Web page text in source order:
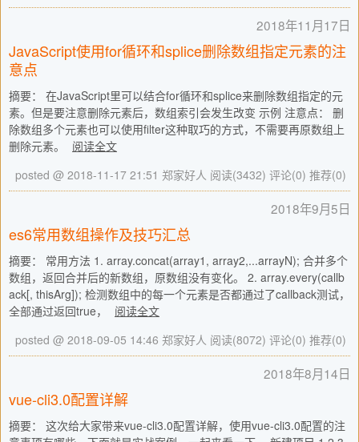
2018年11月17日
JavaScript使用for循环和splice删除数组指定元素的注
意点
摘要： 在JavaScript里可以结合for循环和splice来删除数组指定的元
素。但是要注意删除元素后，数组索引会发生改变 示例 注意点： 删
除数组多个元素也可以使用filter这种取巧的方式，不需要再原数组上
删除元素。
阅读全文
posted @ 2018-11-17 21:51 郑家好人 阅读(3432) 评论(0) 推荐(0)
2018年9月5日
es6常用数组操作及技巧汇总
摘要： 常用方法 1. array.concat(array1, array2,...arrayN); 合并多个
数组，返回合并后的新数组，原数组没有变化。 2. array.every(callb
ack[, thisArg]); 检测数组中的每一个元素是否都通过了callback测试，
全部通过返回true，
阅读全文
posted @ 2018-09-05 14:46 郑家好人 阅读(8072) 评论(0) 推荐(0)
2018年8月14日
vue-cli3.0配置详解
摘要： 这次给大家带来vue-cli3.0配置详解，使用vue-cli3.0配置的注